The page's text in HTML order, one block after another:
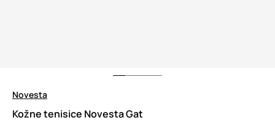
Novesta
Kožne tenisice Novesta Gat